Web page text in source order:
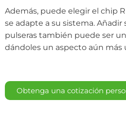
Además, puede elegir el chip
se adapte a su sistema. Añadir
pulseras también puede ser
dándoles un aspecto aún más
Obtenga una cotización